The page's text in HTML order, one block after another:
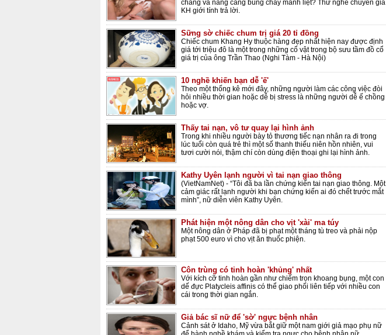
chàng và nàng càng bùng cháy mãnh liệt? Thử nghe chuyên gia
KH giới tính trả lời.
Sững sờ chiếc chum trị giá 20 tỉ đồng
Chiếc chum Khang Hy thuộc hàng đẹp nhất hiện nay được định
giá tới triệu đô là một trong những cổ vật trong bộ sưu tầm đồ cổ
giá trị của ông Trần Thao (Nghi Tàm - Hà Nội)
10 nghề khiến bạn dễ 'ế'
Theo một thống kê mới đây, những người làm các công việc đòi
hỏi nhiều thời gian hoặc dễ bị stress là những người dễ ế chồng
hoặc vợ.
Thấy tai nạn, vô tư quay lại hình ảnh
Trong khi nhiều người bày tỏ thương tiếc nạn nhân ra đi trong
lúc tuổi còn quá trẻ thì một số thanh thiếu niên hồn nhiên, vui
tươi cười nói, thậm chí còn dùng điện thoại ghi lại hình ảnh.
Kathy Uyên lạnh người vì tai nạn giao thông
(VietNamNet) - “Tôi đã ba lần chứng kiến tai nạn giao thông. Một
cảm giác rất lạnh người khi bạn chứng kiến ai đó chết trước mắt
mình”, nữ diễn viên Kathy Uyên.
Phát hiện một nông dân cho vịt 'xài' ma túy
Một nông dân ở Pháp đã bị phạt một tháng tù treo và phải nộp
phạt 500 euro vì cho vịt ăn thuốc phiện.
Côn trùng có tinh hoàn 'khủng' nhất
Với kích cỡ tinh hoàn gần như chiếm trọn khoang bụng, một con
dế đực Platycleis affinis có thể giao phối liên tiếp với nhiều con
cái trong thời gian ngắn.
Giả bác sĩ nữ để 'sờ' ngực bệnh nhân
Cảnh sát ở Idaho, Mỹ vừa bắt giữ một nam giới giả mạo phụ nữ